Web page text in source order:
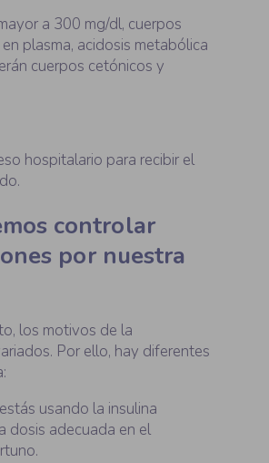
a 300 mg/dl, cuerpos
plasma, acidosis metabólica
cuerpos cetónicos y
hospitalario para recibir el
controlar
por nuestra
los motivos de la
Por ello, hay diferentes
usando la insulina
dosis adecuada en el